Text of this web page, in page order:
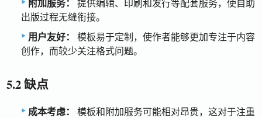
附加服务：
提供编辑、印刷和发行等配套服务，使自助
出版过程无缝衔接。
用户友好：
模板易于定制，使作者能够更加专注于内容
创作，而较少关注格式问题。
5.2 缺点
成本考虑：
模板和附加服务可能相对昂贵，这对于注重